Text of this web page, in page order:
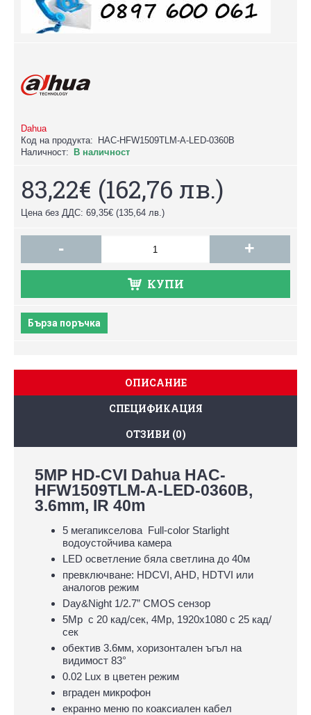
Dahua
Код на продукта:
HAC-HFW1509TLM-A-LED-0360B
Наличност:
В наличност
83,22€ (162,76 лв.)
Цена без ДДС: 69,35€ (135,64 лв.)
- +
КУПИ
Бърза поръчка
ОПИСАНИЕ
СПЕЦИФИКАЦИЯ
ОТЗИВИ (0)
5MP HD-CVI Dahua HAC-
HFW1509TLM-A-LED-0360B,
3.6mm, IR 40m
5 мегапикселова Full-color Starlight
водоустойчива камера
LED осветление бяла светлина до 40м
превключване: HDCVI, AHD, HDTVI или
аналогов режим
Day&Night 1/2.7” CMOS сензор
5Mp с 20 кад/сек, 4Mp, 1920x1080 с 25 кад/
сек
обектив 3.6мм, хоризонтален ъгъл на
видимост 83°
0.02 Lux в цветен режим
вграден микрофон
екранно меню по коаксиален кабел